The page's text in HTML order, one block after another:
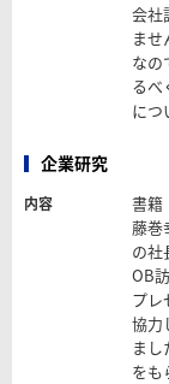
会社
ませ
なの
るべ
につ
企業研究
内容
書籍
藤巻
の社
OB
プレ
協力
ま
をも